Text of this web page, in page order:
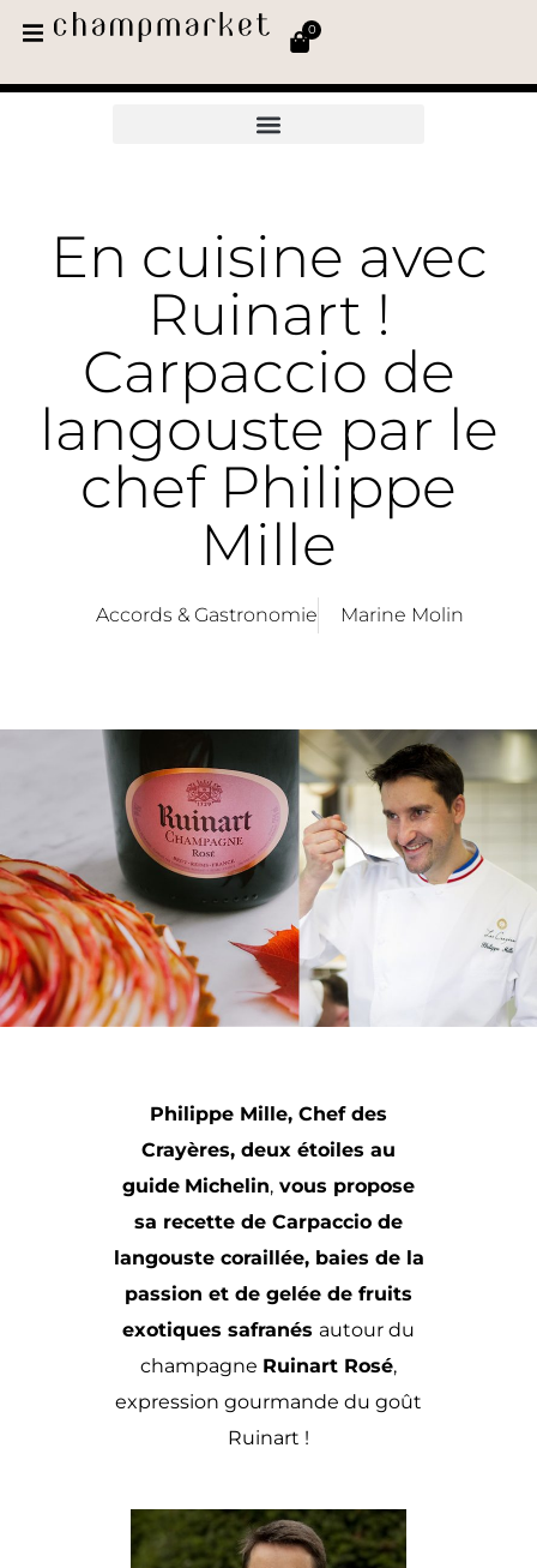
0
En cuisine avec
Ruinart !
Carpaccio de
langouste par le
chef Philippe
Mille
Accords & Gastronomie Marine Molin
Philippe Mille, Chef des
Crayères, deux étoiles au
guide Michelin, vous propose
sa recette de Carpaccio de
langouste coraillée, baies de la
passion et de gelée de fruits
exotiques safranés autour du
champagne Ruinart Rosé,
expression gourmande du goût
Ruinart !